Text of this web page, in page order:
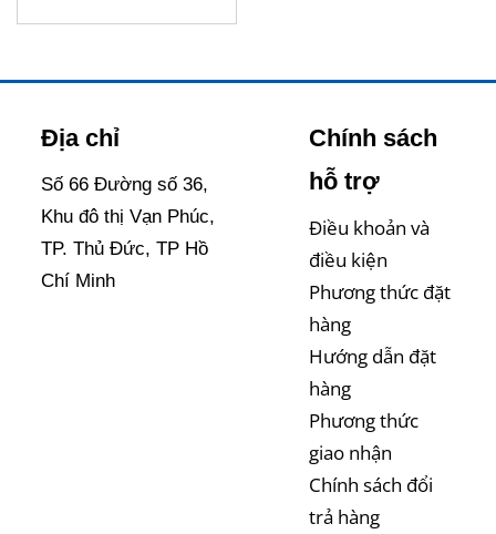
Địa chỉ
Số 66 Đường số 36,
Khu đô thị Vạn Phúc,
TP. Thủ Đức, TP Hồ
Chí Minh
Chính sách
hỗ trợ
Điều khoản và
điều kiện
Phương thức đặt
hàng
Hướng dẫn đặt
hàng
Phương thức
giao nhận
Chính sách đổi
trả hàng